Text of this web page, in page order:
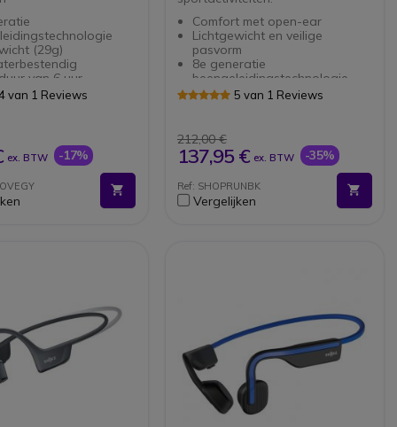
(29g)
van 6 uur
5.1: Betrouwbare
weer een
audio-ervaring
Menselijke
voor
luisteren
van 1 Reviews
ex. BTW -17%
Comfort met open-ear
Lichtgewicht en veilige
pasvorm
8e generatie
beengeleidingstechnologie
8 uur muziek en bellen + quick
IP67 waterbestendig
5 van 1 Reviews
212,00 €
137,95 € ex. BTW -35%
Ref: SHOPRUNBK
Vergelijken